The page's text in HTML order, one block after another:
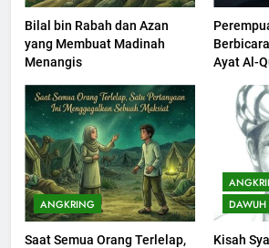
Bilal bin Rabah dan Azan
yang Membuat Madinah
Menangis
Ayat Al-
ANGKRING
Saat Semua Orang Terlelap,
DAWUH
Kisah
200
Khutbah Idul
KHUTBAH
201
Khutbah jumat:
Seebagai
KHUTBAH